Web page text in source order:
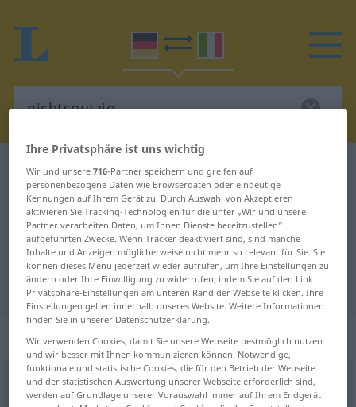
Deutsch-Italienisch Wörterbuch nichtsnutzig
Deutsch-Italienisch Übersetzung
für "nichtsnutzig"
"nichtsnutzig" Italienisch
Übersetzung
„nichtsnutzig“: Adjektiv
nichtsnutzigadj
Ihre Privatsphäre ist uns wichtig
Wir und unsere716-Partner speichern und greifen auf
personenbezogene Daten wie Browserdaten oder eindeutige
Kennungen auf Ihrem Gerät zu. Durch Auswahl von Akzeptieren
aktivieren Sie Tracking-Technologien für die unter „Wir und unsere
Partner verarbeiten Daten, um Ihnen Dienste bereitzustellen“
aufgeführten Zwecke. Wenn Tracker deaktiviert sind, sind manche
Inhalte und Anzeigen möglicherweise nicht mehr so relevant für Sie. Sie
können dieses Menü jederzeit wieder aufrufen, um Ihre Einstellungen zu
ändern oder Ihre Einwilligung zu widerrufen, indem Sie auf den Link
Privatsphäre-Einstellungen am unteren Rand der Webseite klicken. Ihre
Einstellungen gelten innerhalb unseres Website. Weitere Informationen
finden Sie in unserer Datenschutzerklärung.
Wir verwenden Cookies, damit Sie unsere Webseite bestmöglich nutzen
und wir besser mit Ihnen kommunizieren können. Notwendige,
funktionale und statistische Cookies, die für den Betrieb der Webseite
und der statistischen Auswertung unserer Webseite erforderlich sind,
werden auf Grundlage unserer Vorauswahl immer auf Ihrem Endgerät